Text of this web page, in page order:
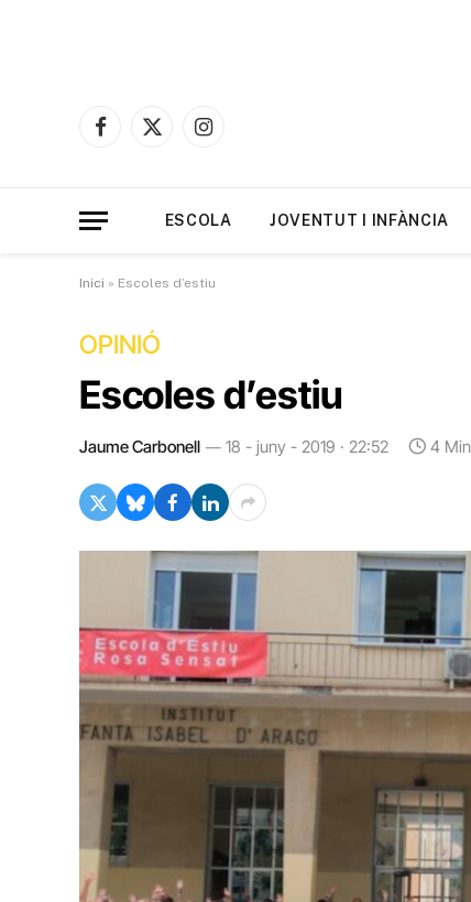
Facebook
X
Instagram
ESCOLA JOVENTUT I INFÀNCIA
Inici » Escoles d’estiu
OPINIÓ
Escoles d’estiu
Jaume Carbonell 18 - juny - 2019 · 22:52 4